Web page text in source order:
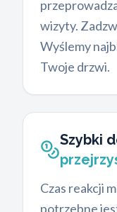
wizyty.
Wyślemy
Twoje drzwi.
Szybki
Czas reakcji
potrzebne